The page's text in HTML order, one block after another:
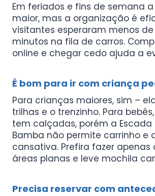
Em feriados e fins de semana
maior, mas a organização é
visitantes esperaram menos
minutos na fila de carros.
online e chegar cedo ajuda a
É bom para ir com criança
Para crianças maiores, sim –
trilhas e o trenzinho. Para
tem calçadas, porém a Escada
Bamba não permite carrinho e
cansativa. Prefira fazer apenas
áreas planas e leve mochila
Precisa reservar com